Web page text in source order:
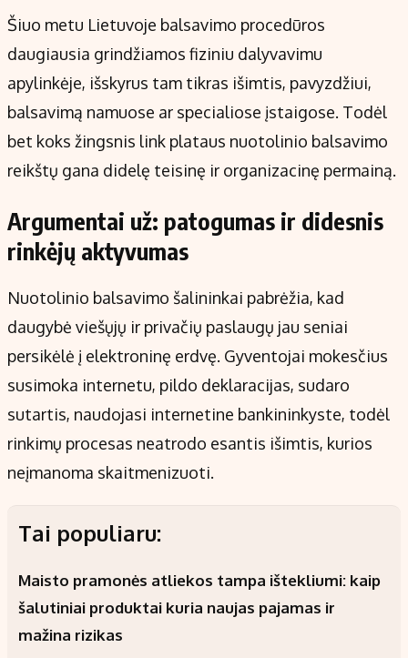
Šiuo metu Lietuvoje balsavimo procedūros
daugiausia grindžiamos fiziniu dalyvavimu
apylinkėje, išskyrus tam tikras išimtis, pavyzdžiui,
balsavimą namuose ar specialiose įstaigose. Todėl
bet koks žingsnis link plataus nuotolinio balsavimo
reikštų gana didelę teisinę ir organizacinę permainą.
Argumentai už: patogumas ir didesnis
rinkėjų aktyvumas
Nuotolinio balsavimo šalininkai pabrėžia, kad
daugybė viešųjų ir privačių paslaugų jau seniai
persikėlė į elektroninę erdvę. Gyventojai mokesčius
susimoka internetu, pildo deklaracijas, sudaro
sutartis, naudojasi internetine bankininkyste, todėl
rinkimų procesas neatrodo esantis išimtis, kurios
neįmanoma skaitmenizuoti.
Tai populiaru:
Maisto pramonės atliekos tampa ištekliumi: kaip
šalutiniai produktai kuria naujas pajamas ir
mažina rizikas